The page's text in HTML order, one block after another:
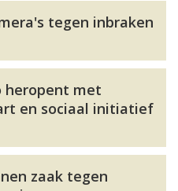
tegen inbraken
heropent met
en sociaal initiatief
zaak tegen